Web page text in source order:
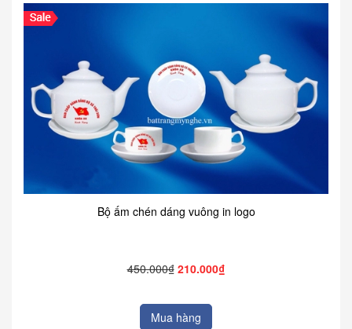
Bộ ấm chén dáng vuông in logo
450.000₫ 210.000₫
Mua hàng